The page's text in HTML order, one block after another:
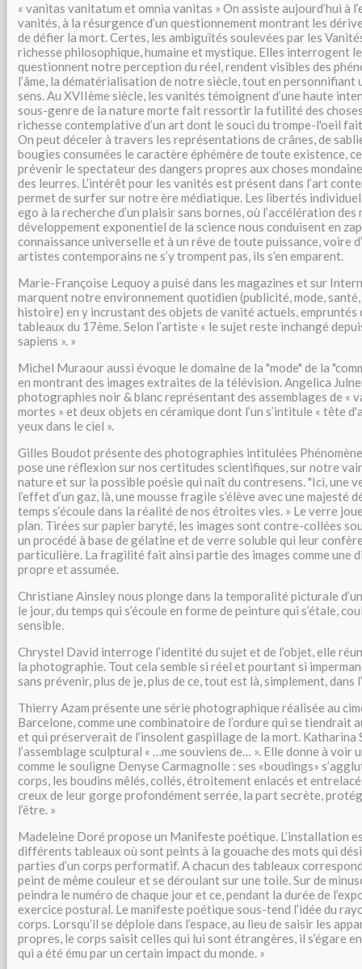
« vanitas vanitatum et omnia vanitas » On assiste aujourd’hui à
vanités, à la résurgence d’un questionnement montrant les
de défier la mort. Certes, les ambiguïtés soulevées par les
richesse philosophique, humaine et mystique. Elles interrogent
questionnent notre perception du réel, rendent visibles des
l’âme, la dématérialisation de notre siècle, tout en personnifiant
sens. Au XVIIème siècle, les vanités témoignent d’une haute
sous-genre de la nature morte fait ressortir la futilité des
richesse contemplative d’un art dont le souci du trompe-l'oeil
On peut déceler à travers les représentations de crânes, de
bougies consumées le caractère éphémère de toute existence,
prévenir le spectateur des dangers propres aux choses
des leurres. L’intérêt pour les vanités est présent dans l’art
permet de surfer sur notre ère médiatique. Les libertés
ego à la recherche d’un plaisir sans bornes, où l’accélération
développement exponentiel de la science nous conduisent en
connaissance universelle et à un rêve de toute puissance, voire
artistes contemporains ne s’y trompent pas, ils s’en emparent.
Marie-Françoise Lequoy a puisé dans les magazines et sur
marquent notre environnement quotidien (publicité, mode,
histoire) en y incrustant des objets de vanité actuels, empruntés
tableaux du 17ème. Selon l’artiste « le sujet reste inchangé
sapiens ». »
Michel Muraour aussi évoque le domaine de la "mode" de la
en montrant des images extraites de la télévision. Angelica
photographies noir & blanc représentant des assemblages de «
mortes » et deux objets en céramique dont l’un s’intitule « tête
yeux dans le ciel ».
Gilles Boudot présente des photographies intitulées
pose une réflexion sur nos certitudes scientifiques, sur notre
nature et sur la possible poésie qui naît du contresens. "Ici, une
l’effet d’un gaz, là, une mousse fragile s’élève avec une majesté
temps s‘écoule dans la réalité de nos étroites vies. » Le verre
plan. Tirées sur papier baryté, les images sont contre-collées
un procédé à base de gélatine et de verre soluble qui leur
particulière. La fragilité fait ainsi partie des images comme une
propre et assumée.
Christiane Ainsley nous plonge dans la temporalité picturale
le jour, du temps qui s’écoule en forme de peinture qui s’étale,
sensible.
Chrystel David interroge l’identité du sujet et de l’objet, elle
la photographie. Tout cela semble si réel et pourtant si
sans prévenir, plus de je, plus de ce, tout est là, simplement, dans
Thierry Azam présente une série photographique réalisée au
Barcelone, comme une combinatoire de l’ordure qui se tiendrait
et qui préserverait de l’insolent gaspillage de la mort. Katharina
l’assemblage sculptural « …me souviens de… ». Elle donne à voir
comme le souligne Denyse Carmagnolle : ses «boudings»
corps, les boudins mêlés, collés, étroitement enlacés et
creux de leur gorge profondément serrée, la part secrète,
l’être. »
Madeleine Doré propose un Manifeste poétique. L’installation
différents tableaux où sont peints à la gouache des mots qui
parties d’un corps performatif. A chacun des tableaux
peint de même couleur et se déroulant sur une toile. Sur de
peindra le numéro de chaque jour et ce, pendant la durée de
exercice postural. Le manifeste poétique sous-tend l’idée du
corps. Lorsqu’il se déploie dans l’espace, au lieu de saisir les
propres, le corps saisit celles qui lui sont étrangères, il s’égare en
qui a été ému par un certain impact du monde. »